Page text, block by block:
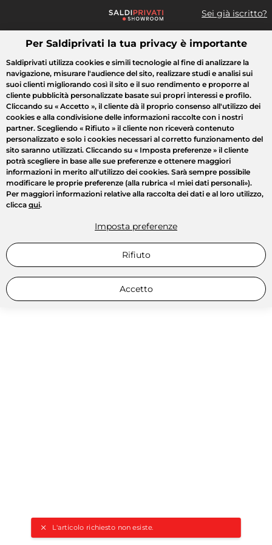
Sei già iscritto?
Cosa cerchi?
L'articolo richiesto non esiste.
Tutte le vendite Moda Casa Bellezza Elettrodomestici
Per Saldiprivati la tua privacy è importante
Saldiprivati utilizza cookies e simili tecnologie al fine di analizzare la
navigazione, misurare l'audience del sito, realizzare studi e analisi sui
suoi clienti migliorando così il sito e il suo rendimento e proporre al
cliente pubblicità personalizzate basate sui propri interessi e profilo.
Cliccando su « Accetto », il cliente dà il proprio consenso all'utilizzo dei
cookies e alla condivisione delle informazioni raccolte con i nostri
partner. Scegliendo « Rifiuto » il cliente non riceverà contenuto
personalizzato e solo i cookies necessari al corretto funzionamento del
sito saranno utilizzati. Cliccando su « Imposta preferenze » il cliente
potrà scegliere in base alle sue preferenze e ottenere maggiori
informazioni in merito all'utilizzo dei cookies. Sarà sempre possibile
modificare le proprie preferenze (alla rubrica «I miei dati personali»).
Per maggiori informazioni relative alla raccolta dei dati e al loro utilizzo,
clicca qui.
Imposta preferenze
Rifiuto
Accetto